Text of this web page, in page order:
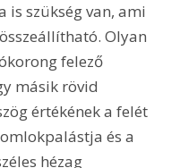
is szükség van, ami
Olyan
felező
másik rövid
értékének a felét
és a
hézag